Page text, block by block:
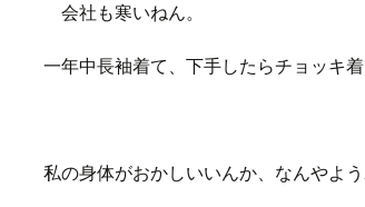
会社も寒いねん。
一年中長袖着て、下手したらチョッキ着
私の身体がおかしいいんか、なんやよ